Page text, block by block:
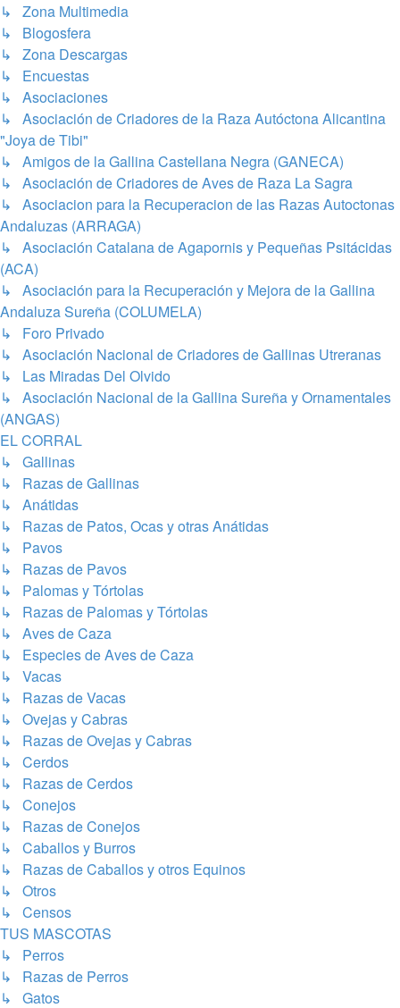
↳ Zona Multimedia
↳ Blogosfera
↳ Zona Descargas
↳ Encuestas
↳ Asociaciones
↳ Asociación de Criadores de la Raza Autóctona Alicantina
"Joya de Tibi"
↳ Amigos de la Gallina Castellana Negra (GANECA)
↳ Asociación de Criadores de Aves de Raza La Sagra
↳ Asociacion para la Recuperacion de las Razas Autoctonas
Andaluzas (ARRAGA)
↳ Asociación Catalana de Agapornis y Pequeñas Psitácidas
(ACA)
↳ Asociación para la Recuperación y Mejora de la Gallina
Andaluza Sureña (COLUMELA)
↳ Foro Privado
↳ Asociación Nacional de Criadores de Gallinas Utreranas
↳ Las Miradas Del Olvido
↳ Asociación Nacional de la Gallina Sureña y Ornamentales
(ANGAS)
EL CORRAL
↳ Gallinas
↳ Razas de Gallinas
↳ Anátidas
↳ Razas de Patos, Ocas y otras Anátidas
↳ Pavos
↳ Razas de Pavos
↳ Palomas y Tórtolas
↳ Razas de Palomas y Tórtolas
↳ Aves de Caza
↳ Especies de Aves de Caza
↳ Vacas
↳ Razas de Vacas
↳ Ovejas y Cabras
↳ Razas de Ovejas y Cabras
↳ Cerdos
↳ Razas de Cerdos
↳ Conejos
↳ Razas de Conejos
↳ Caballos y Burros
↳ Razas de Caballos y otros Equinos
↳ Otros
↳ Censos
TUS MASCOTAS
↳ Perros
↳ Razas de Perros
↳ Gatos